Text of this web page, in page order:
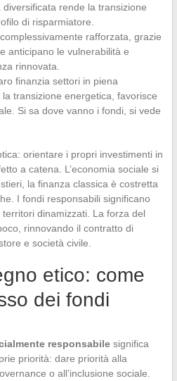
diversificata rende la transizione
di risparmiatore.
rafforzata, grazie
anticipano le vulnerabilità e
rinnovata.
finanzia settori in piena
transizione energetica, favorisce
Si sa dove vanno i fondi, si vede
orientare i propri investimenti in
a catena. L’economia sociale si
la finanza classica è costretta
I fondi responsabili significano
dinamizzati. La forza del
rinnovando il contratto di
e società civile.
etico: come
dei fondi
responsabilesignifica
priorità: dare priorità alla
o all’inclusione sociale.